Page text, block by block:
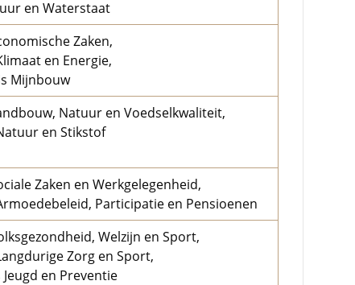
en Waterstaat
Zaken,
en Energie,
Mijnbouw
Natuur en Voedselkwaliteit,
en Stikstof
Zaken en Werkgelegenheid,
Participatie en Pensioenen
Welzijn en Sport,
Zorg en Sport,
en Preventie